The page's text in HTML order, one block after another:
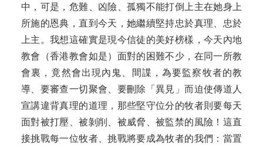
中，可是，危難、凶險、孤獨不能打倒上主在她身上
所施的恩典，直到今天，她繼續堅持忠於真理、忠於
上主。我想這確實是現今信徒的美好榜樣，今天內地
教會（香港教會如是）面對的困難不少，在同一所教
會裏，竟然會出現內鬼、間諜，為要監察牧者的教
導、要審查一切聚會、要刪除「異見」而迫使傳道人
宣講違背真理的道理，那些堅守位分的牧者則要每天
面對被打壓、被剝削、被威脅、被監禁的風險！這直
接挑戰每一位牧者、挑戰將要成為牧者的我們：當置